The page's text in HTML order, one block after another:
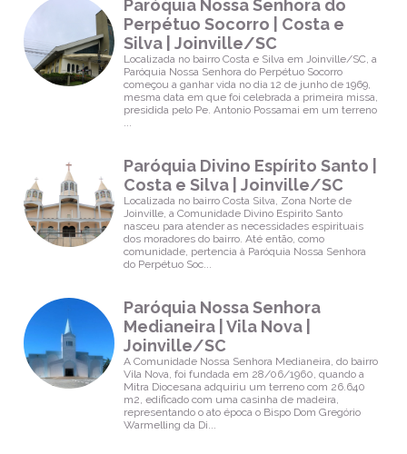
Horários de
Missa
Paróquia
Santo Antônio
| Bom Retiro |
Joinville/SC
Paróquia
Nossa
Senhora
Aparecida |
Bom Retiro |
Joinville/SC
Horários de
Paróquia São
Domingos
Sávio | Jardim
Paraíso |
Joinville/SC
Horários de
Missa
Paróquia Nossa Senhora do
Perpétuo Socorro | Costa e
Silva | Joinville/SC
Localizada no bairro Costa e Silva em Joinville/SC, a
Paróquia Nossa Senhora do Perpétuo Socorro
começou a ganhar vida no dia 12 de junho de 1969,
mesma data em que foi celebrada a primeira missa,
presidida pelo Pe. Antonio Possamai em um terreno
...
Paróquia Divino Espírito Santo |
Costa e Silva | Joinville/SC
Localizada no bairro Costa Silva, Zona Norte de
Joinville, a Comunidade Divino Espirito Santo
nasceu para atender as necessidades espirituais
dos moradores do bairro. Até então, como
comunidade, pertencia à Paróquia Nossa Senhora
do Perpétuo Soc...
Paróquia Nossa Senhora
Medianeira | Vila Nova |
Joinville/SC
A Comunidade Nossa Senhora Medianeira, do bairro
Vila Nova, foi fundada em 28/06/1960, quando a
Mitra Diocesana adquiriu um terreno com 26.640
m2, edificado com uma casinha de madeira,
representando o ato época o Bispo Dom Gregório
Warmelling da Di...